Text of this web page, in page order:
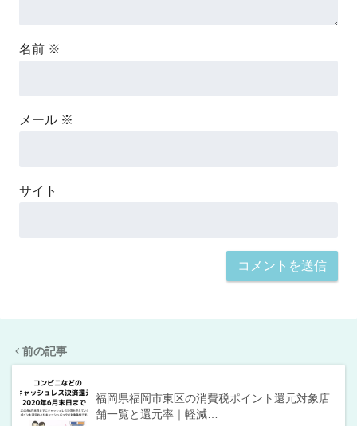
名前 ※
メール ※
サイト
前の記事
福岡県福岡市東区の消費税ポイント還元対象店
舗一覧と還元率｜軽減…